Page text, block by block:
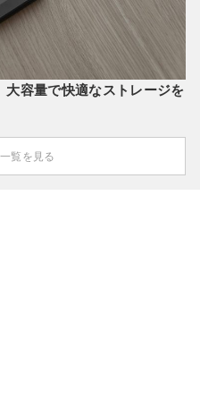
容量で快適なストレージを
覧を見る